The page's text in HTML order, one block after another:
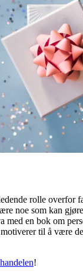
rolle overfor
noe som kan
med en bok om
til å være
!